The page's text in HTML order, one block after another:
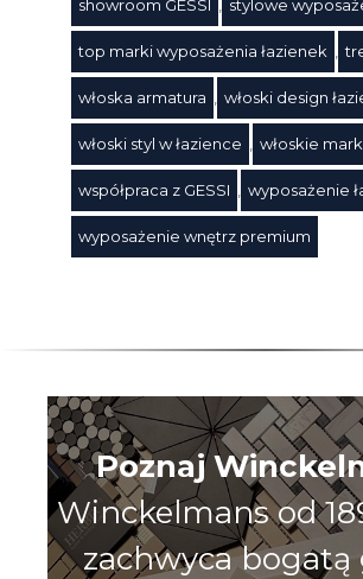
showroom GESSI stylowe
top marki wyposażenia łazienek
włoska armatura włoski design
włoski styl w łazience włoskie
współpraca z GESSI wyposażenie
wyposażenie wnętrz premium
Poznaj
Winckelmans od
zachwyca bogatą